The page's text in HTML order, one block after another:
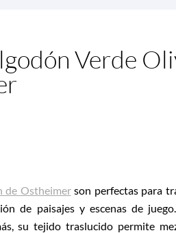
Verde
de Ostheimerson perfectas para
de paisajes y escenas de
su tejido traslucido permite